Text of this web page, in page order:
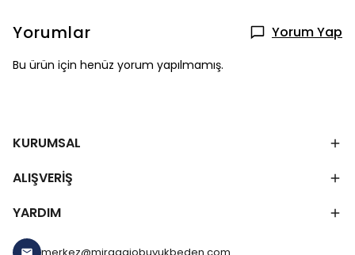
Yorumlar Yorum Yap
Bu ürün için henüz yorum yapılmamış.
KURUMSAL
ALIŞVERİŞ
YARDIM